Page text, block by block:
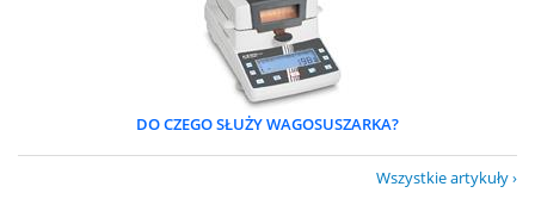
DO CZEGO SŁUŻY WAGOSUSZARKA?
Wszystkie artykuły